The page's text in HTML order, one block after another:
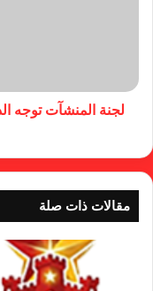
لجنة المنشآت توجه
مقالات ذات صلة